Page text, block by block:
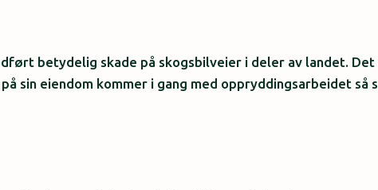
betydelig skade på skogsbilveier i deler av landet.
sin eiendom kommer i gang med oppryddingsarbeidet så